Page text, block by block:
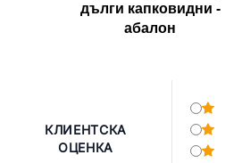
дълги капковидни -
абалон
КЛИЕНТСКА
ОЦЕНКА